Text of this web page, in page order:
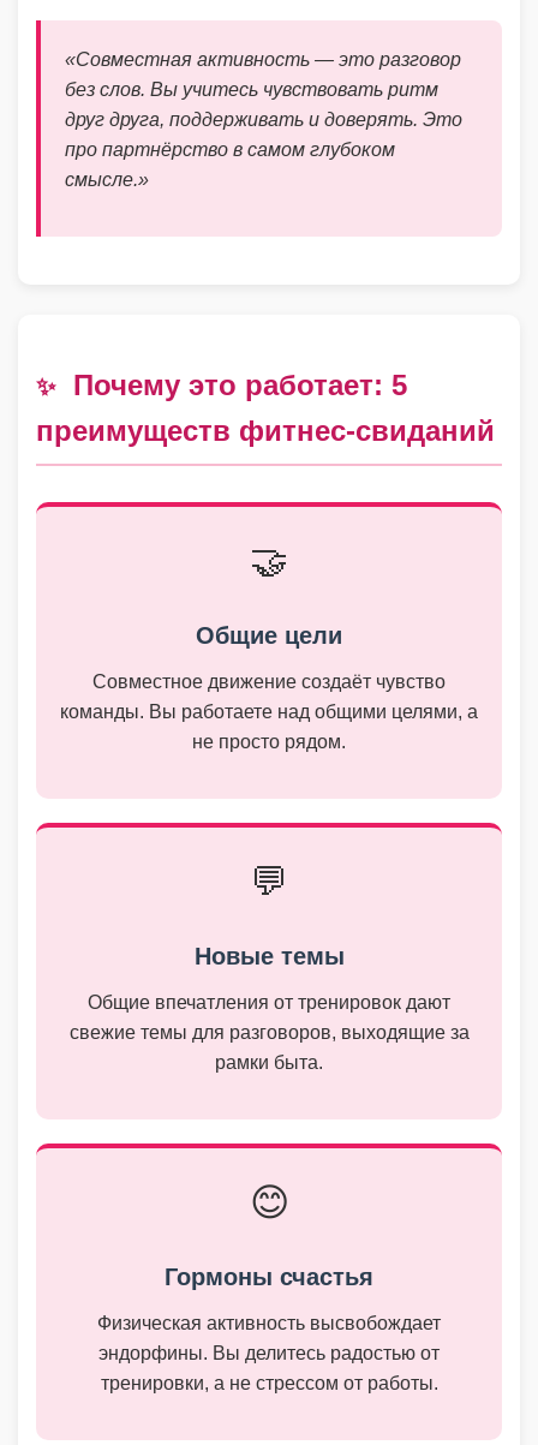
«Совместная активность — это разговор
без слов. Вы учитесь чувствовать ритм
друг друга, поддерживать и доверять. Это
про партнёрство в самом глубоком
смысле.»
✨
Почему это работает: 5
преимуществ фитнес-свиданий
🤝
Общие цели
Совместное движение создаёт чувство
команды. Вы работаете над общими целями, а
не просто рядом.
💬
Новые темы
Общие впечатления от тренировок дают
свежие темы для разговоров, выходящие за
рамки быта.
😊
Гормоны счастья
Физическая активность высвобождает
эндорфины. Вы делитесь радостью от
тренировки, а не стрессом от работы.